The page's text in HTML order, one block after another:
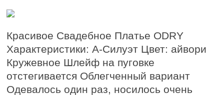
Красивое Свадебное Платье ODRY
Характеристики: А-Силуэт Цвет: айвори
Кружевное Шлейф на пуговке
отстегивается Облегченный вариант
Одевалось один раз, носилось очень